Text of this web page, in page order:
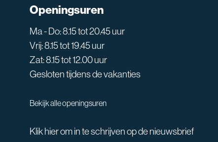
Openingsuren
Ma - Do: 8.15 tot 20.45 uur
Vrij: 8.15 tot 19.45 uur
Zat: 8.15 tot 12.00 uur
Gesloten tijdens de vakanties
Bekijk alle openingsuren
Klik hier om in te schrijven op de nieuwsbrief